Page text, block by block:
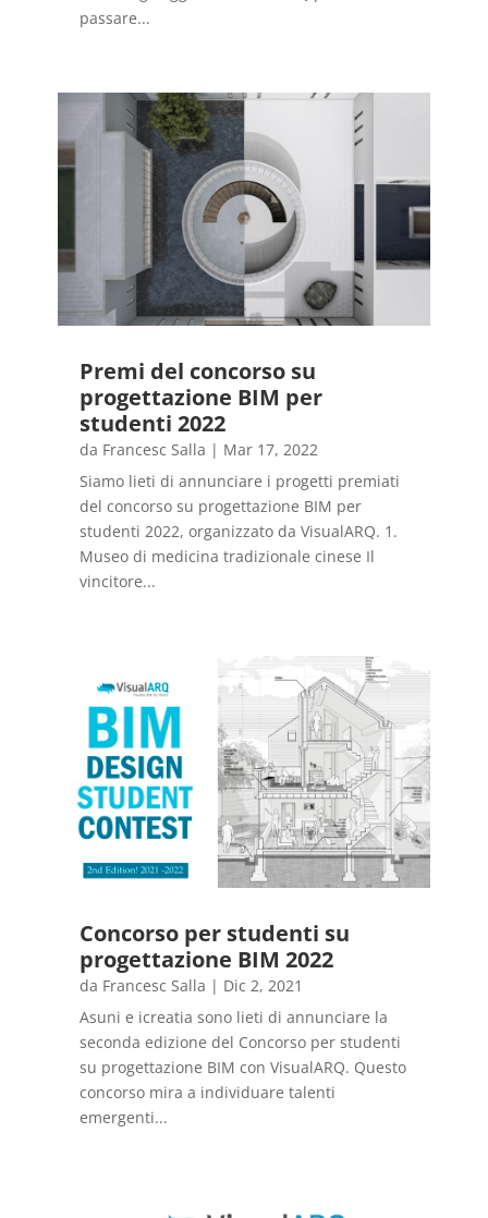
passare...
Premi del concorso su
progettazione BIM per
studenti 2022
da Francesc Salla | Mar 17, 2022
Siamo lieti di annunciare i progetti premiati
del concorso su progettazione BIM per
studenti 2022, organizzato da VisualARQ. 1.
Museo di medicina tradizionale cinese Il
vincitore...
Concorso per studenti su
progettazione BIM 2022
da Francesc Salla | Dic 2, 2021
Asuni e icreatia sono lieti di annunciare la
seconda edizione del Concorso per studenti
su progettazione BIM con VisualARQ. Questo
concorso mira a individuare talenti
emergenti...